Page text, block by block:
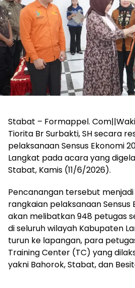
Stabat – Formappel.
Tiorita Br Surbakti, SH secara
pelaksanaan Sensus Ekonomi
Langkat pada acara yang
Stabat, Kamis (11/6/2026).
Pencanangan tersebut
rangkaian pelaksanaan Sensus
akan melibatkan 948 petugas
di seluruh wilayah Kabupaten
turun ke lapangan, para
Training Center (TC) yang
yakni Bahorok, Stabat, dan